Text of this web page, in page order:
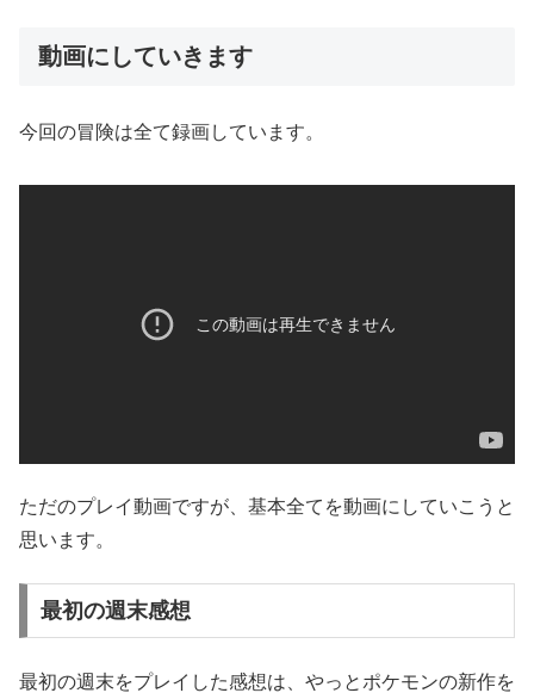
動画にしていきます
今回の冒険は全て録画しています。
ただのプレイ動画ですが、基本全てを動画にしていこうと
思います。
最初の週末感想
最初の週末をプレイした感想は、やっとポケモンの新作を